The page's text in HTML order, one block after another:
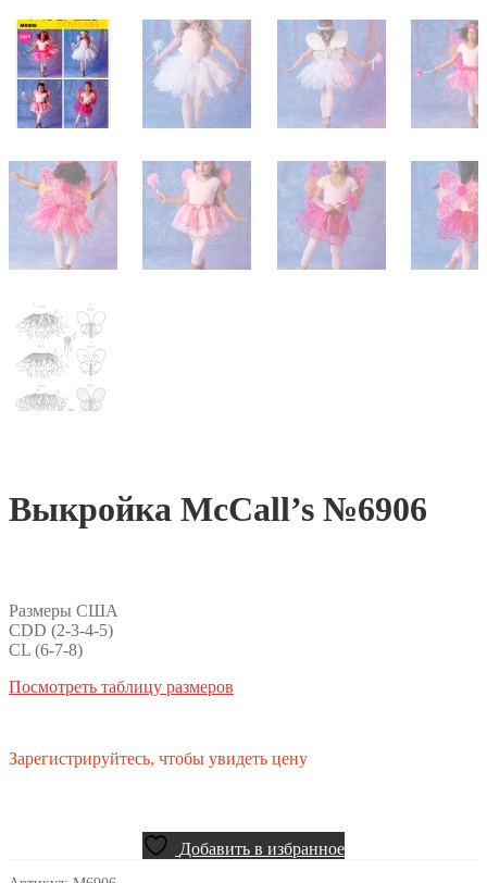
Выкройка McCall’s №6906
Размеры США
CDD (2-3-4-5)
CL (6-7-8)
Посмотреть таблицу размеров
Зарегистрируйтесь, чтобы увидеть цену
Добавить в избранное